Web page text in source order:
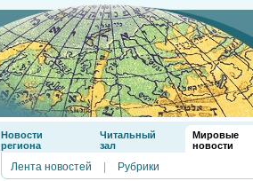
Новости
региона
Читальный
зал
Мировые
новости
Лента новостей Рубрики